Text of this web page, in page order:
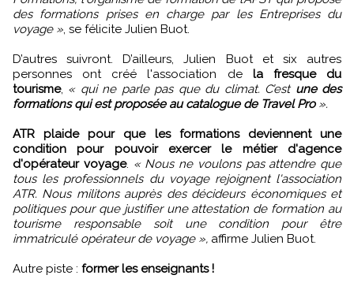
des formations prises en charge par les Entreprises du
voyage » , se félicite Julien Buot.
D’autres suivront. D’ailleurs, Julien Buot et six autres
personnes ont créé l'association de la fresque du
tourisme, « qui ne parle pas que du climat. C’est une des
formations qui est proposée au catalogue de Travel Pro».
ATR plaide pour que les formations deviennent une
condition pour pouvoir exercer le métier d'agence
d'opérateur voyage. « Nous ne voulons pas attendre que
tous les professionnels du voyage rejoignent l'association
ATR. Nous militons auprès des décideurs économiques et
politiques pour que justifier une attestation de formation au
tourisme responsable soit une condition pour être
immatriculé opérateur de voyage », affirme Julien Buot.
Autre piste : former les enseignants !